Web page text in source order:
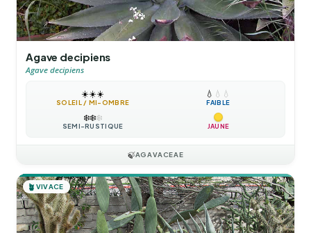
Agave decipiens
Agave decipiens
☀️☀️☀️
SOLEIL / MI-OMBRE
💧 💧 💧
FAIBLE
❄️❄️❄️
SEMI-RUSTIQUE JAUNE
🍃AGAVACEAE
🪴 VIVACE